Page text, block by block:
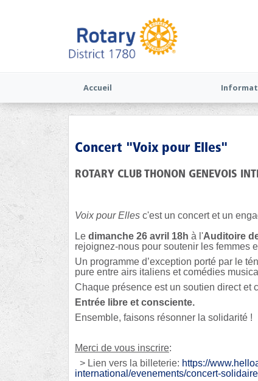
Accueil
Concert "Voix pour Elles"
ROTARY CLUB THONON GENEVOIS
Voix pour Elles c'est un concert et un
Le dimanche 26 avril 18h à l'Auditoire
rejoignez-nous pour soutenir les femmes
Un programme d’exception porté par le
pure entre airs italiens et comédies
Chaque présence est un soutien direct et
Entrée libre et consciente.
Ensemble, faisons résonner la solidarité !
Merci de vous inscrire:
> Lien vers la billeterie: https://
international/evenements/concert-